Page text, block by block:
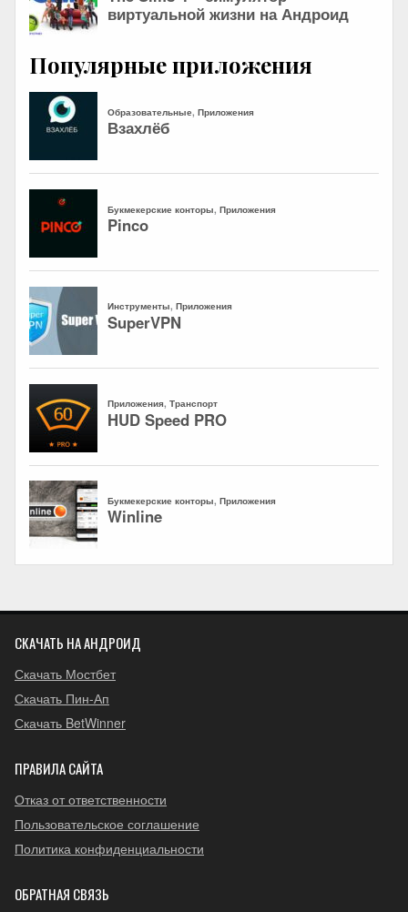
Популярные приложения
СКАЧАТЬ НА АНДРОИД
Скачать Мостбет
Скачать Пин-Ап
Скачать BetWinner
ПРАВИЛА САЙТА
Отказ от ответственности
Пользовательское соглашение
Политика конфиденциальности
ОБРАТНАЯ СВЯЗЬ